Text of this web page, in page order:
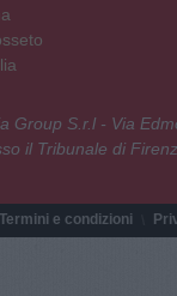
S.r.l - Via
il Tribunale di
Termini e condizioni